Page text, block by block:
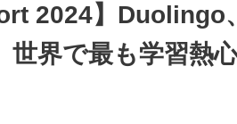
2024】Duolingo
世界で最も学習熱